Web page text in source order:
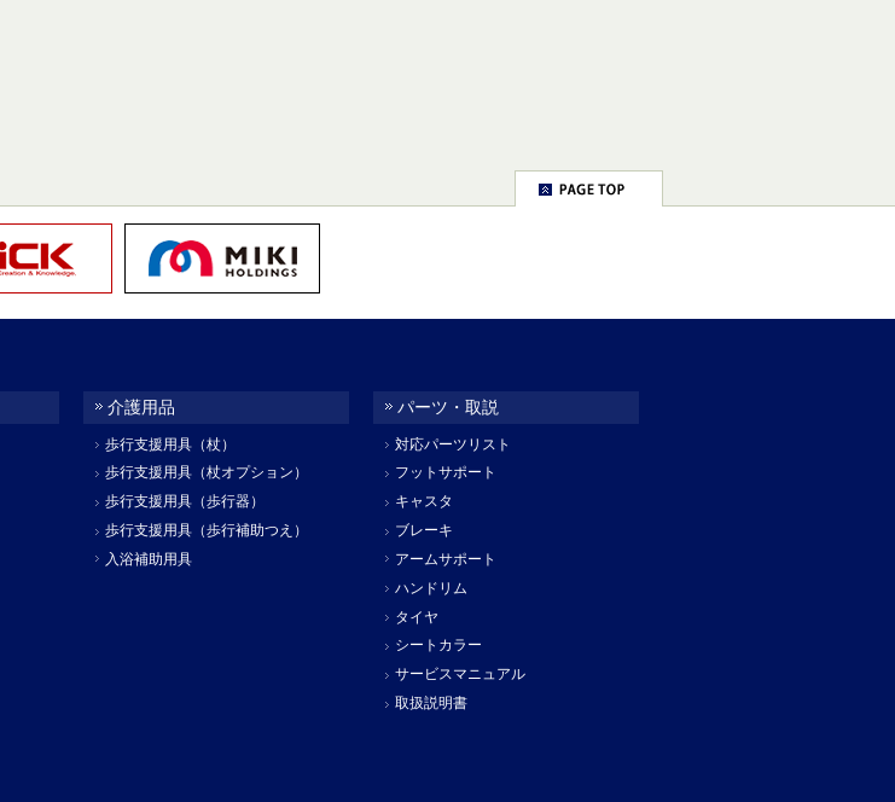
介護用品
歩行支援用具（杖）
歩行支援用具（杖オプション）
歩行支援用具（歩行器）
歩行支援用具（歩行補助つえ）
入浴補助用具
パーツ・取説
対応パーツリスト
フットサポート
キャスタ
ブレーキ
アームサポート
ハンドリム
タイヤ
シートカラー
サービスマニュアル
取扱説明書